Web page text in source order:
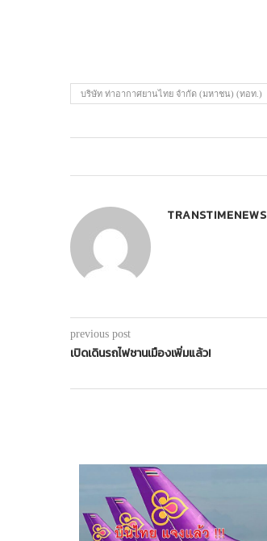
บริษัท ท่าอากาศยานไทย จำกัด (มหาชน) (ทอท.)
TRANSTIMENEWS
previous post
เปิดเดินรถไฟชานเมืองเพิ่มแล้ว!